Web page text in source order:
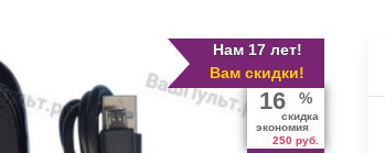
Нам 17 лет!
Вам скидки!
16 %
скидка
экономия
250 руб.